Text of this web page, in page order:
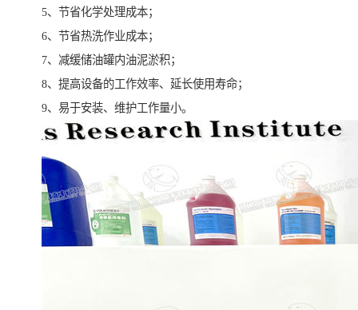
5、节省化学处理成本；
6、节省热洗作业成本；
7、减缓储油罐内油泥淤积；
8、提高设备的工作效率、延长使用寿命；
9、易于安装、维护工作量小。